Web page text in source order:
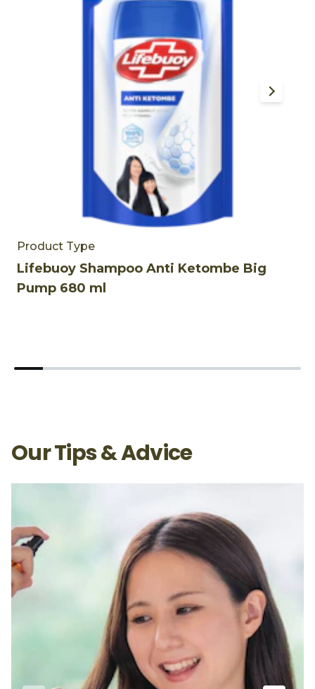
Product Type
Lifebuoy Shampoo Anti Ketombe Big
Pump 680 ml
Our Tips & Advice